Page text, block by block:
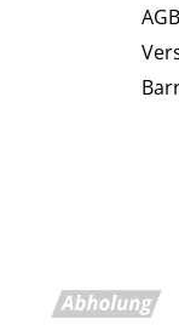
AGB